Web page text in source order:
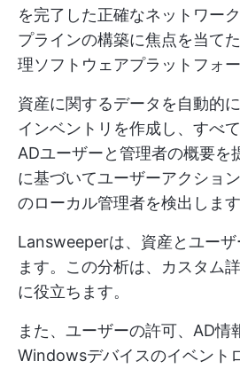
を完了した正確なネットワー
プラインの構築に焦点を当て
理ソフトウェアプラットフォー
資産に関するデータを自動的
インベントリを作成し、すべ
ADユーザーと管理者の概要を
に基づいてユーザーアクショ
のローカル管理者を検出します
Lansweeperは、資産とユーザ
ます。この分析は、カスタム
に役立ちます。
また、ユーザーの許可、AD情
Windowsデバイスのイベント